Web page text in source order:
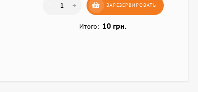
- + ЗАРЕЗЕРВИРОВАТЬ
Итого: 10 грн.